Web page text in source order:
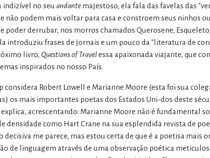
indizível no seuandantemajestoso, ela fala das favelas das
não podem mais voltar para casa e constroem seus ninhos
poder derrubar, nos morros chamados Querosene,
introduziu frases de jornais e um pouco da "literatura de
livro, Questions of Travelessa apaixonada viajante, que
inspirados no nosso País.
considera Robert Lowell e Marianne Moore (esta foi sua
os mais importantes poetas dos Estados Uni-dos deste
acrescentando: Marianne Moore não é fundamental
densidade como Hart Crane na sua esplendida revista de
decisiva me parece, mas estou certa de que é a poetisa mais
de linguagem através de uma observação poética